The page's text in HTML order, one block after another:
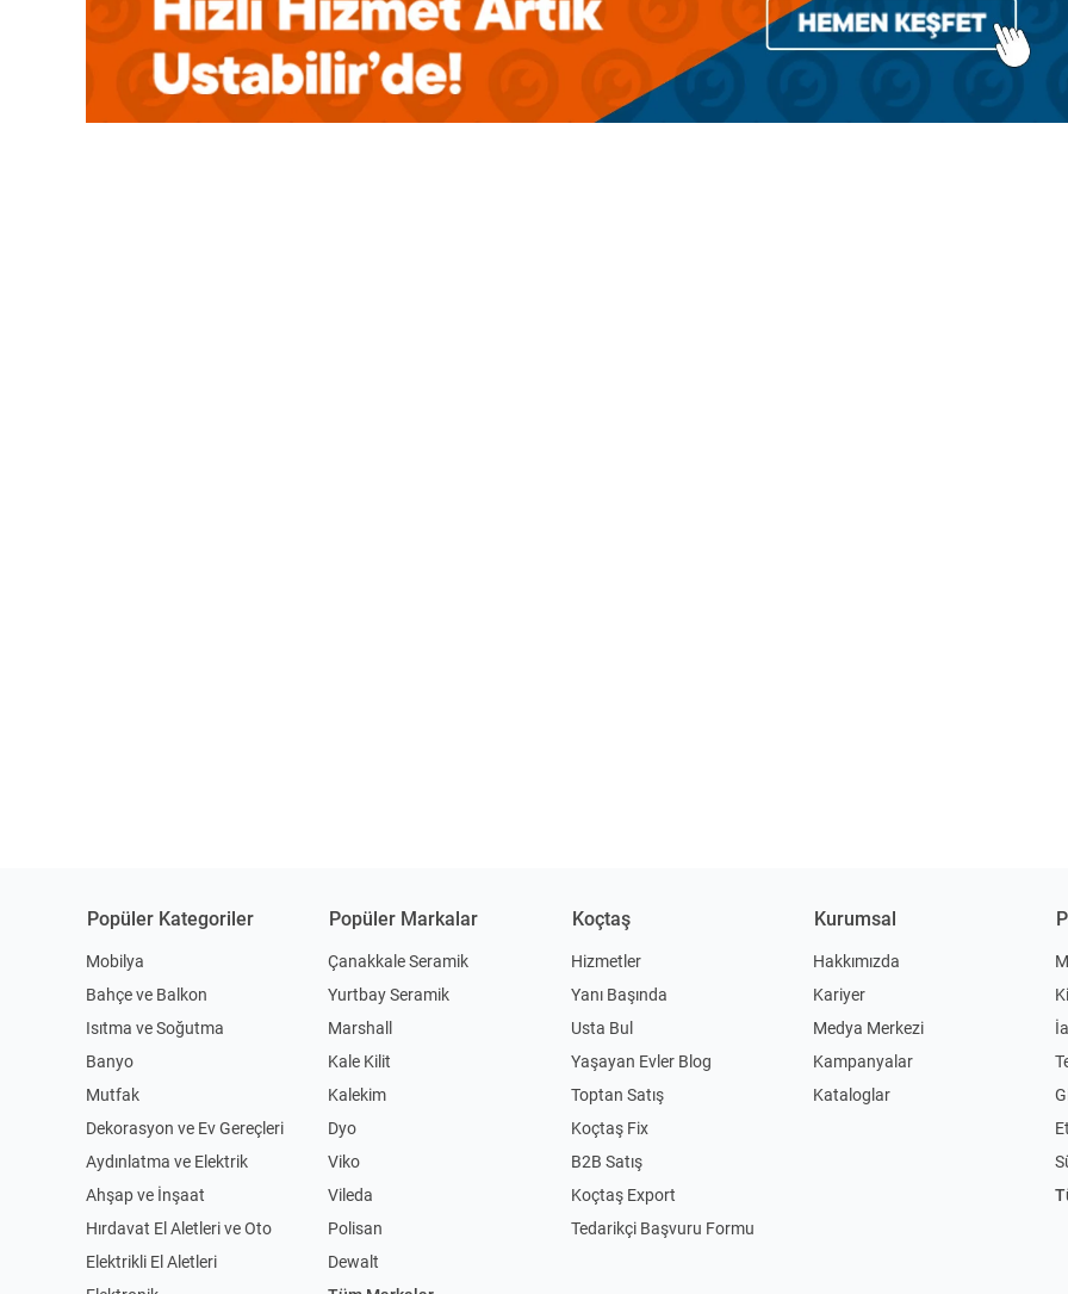
Popüler Kategoriler
Mobilya
Bahçe ve Balkon
Isıtma ve Soğutma
Banyo
Mutfak
Dekorasyon ve Ev Gereçleri
Aydınlatma ve Elektrik
Ahşap ve İnşaat
Hırdavat El Aletleri ve Oto
Elektrikli El Aletleri
Popüler Markalar
Çanakkale Seramik
Yurtbay Seramik
Marshall
Kale Kilit
Kalekim
Dyo
Viko
Vileda
Polisan
Dewalt
Koçtaş
Hizmetler
Yanı Başında
Usta Bul
Yaşayan Evler Blog
Toptan Satış
Koçtaş Fix
B2B Satış
Koçtaş Export
Tedarikçi Başvuru Formu
Kurumsal
Hakkımızda
Kariyer
Medya Merkezi
Kampanyalar
Kataloglar